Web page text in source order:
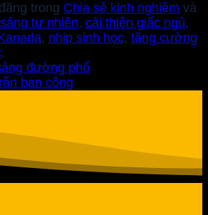
trong Chia sẻ kinh nghiệm và
tự nhiên, cải thiện giấc ngủ,
, nhịp sinh học, tăng cường
.
đường phố
ban công